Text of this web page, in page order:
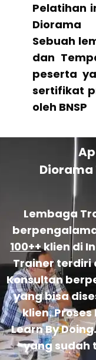
Pelatihan
Diorama
Sebuah
dan
peserta
sertifikat
oleh BNSP
Lembaga
100++klien di
Trainer terdiri
Konsultan
yang bisa
klien.
Learn By
yang sudah